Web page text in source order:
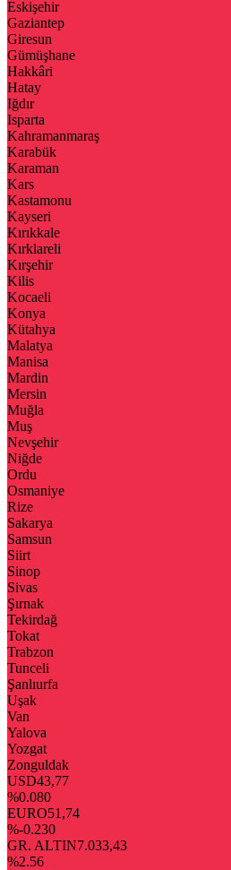
Eskişehir
Gaziantep
Giresun
Gümüşhane
Hakkâri
Hatay
Iğdır
Isparta
Kahramanmaraş
Karabük
Karaman
Kars
Kastamonu
Kayseri
Kırıkkale
Kırklareli
Kırşehir
Kilis
Kocaeli
Konya
Kütahya
Malatya
Manisa
Mardin
Mersin
Muğla
Muş
Nevşehir
Niğde
Ordu
Osmaniye
Rize
Sakarya
Samsun
Siirt
Sinop
Sivas
Şırnak
Tekirdağ
Tokat
Trabzon
Tunceli
Şanlıurfa
Uşak
Van
Yalova
Yozgat
Zonguldak
USD43,77
%0.080
EURO51,74
%-0.230
GR. ALTIN7.033,43
%2.56